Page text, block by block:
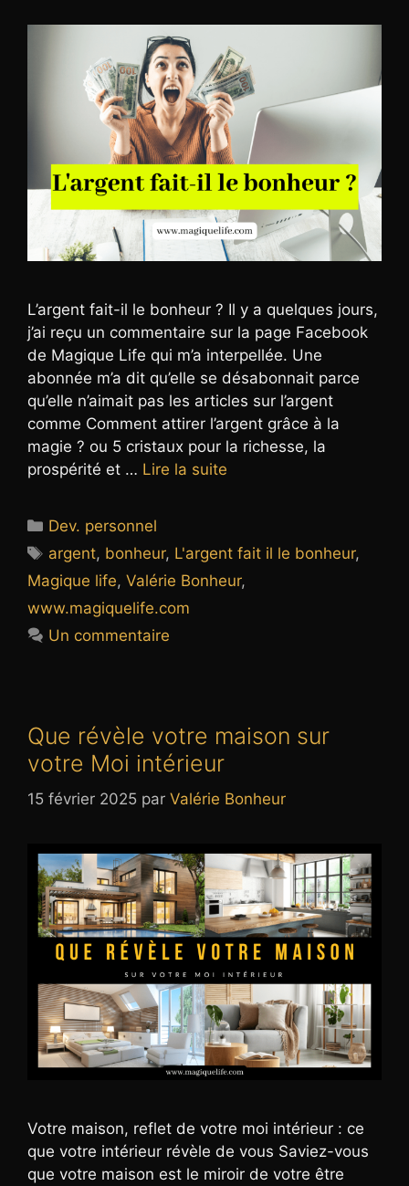
L’argent fait-il le bonheur ? Il y a quelques jours,
j’ai reçu un commentaire sur la page Facebook
de Magique Life qui m’a interpellée. Une
abonnée m’a dit qu’elle se désabonnait parce
qu’elle n’aimait pas les articles sur l’argent
comme Comment attirer l’argent grâce à la
magie ? ou 5 cristaux pour la richesse, la
prospérité et … Lire la suite
Catégories
Dev. personnel
Étiquettes
argent, bonheur, L'argent fait il le bonheur,
Magique life, Valérie Bonheur,
www.magiquelife.com
Un commentaire
Que révèle votre maison sur
votre Moi intérieur
15 février 2025 par Valérie Bonheur
Votre maison, reflet de votre moi intérieur : ce
que votre intérieur révèle de vous Saviez-vous
que votre maison est le miroir de votre être